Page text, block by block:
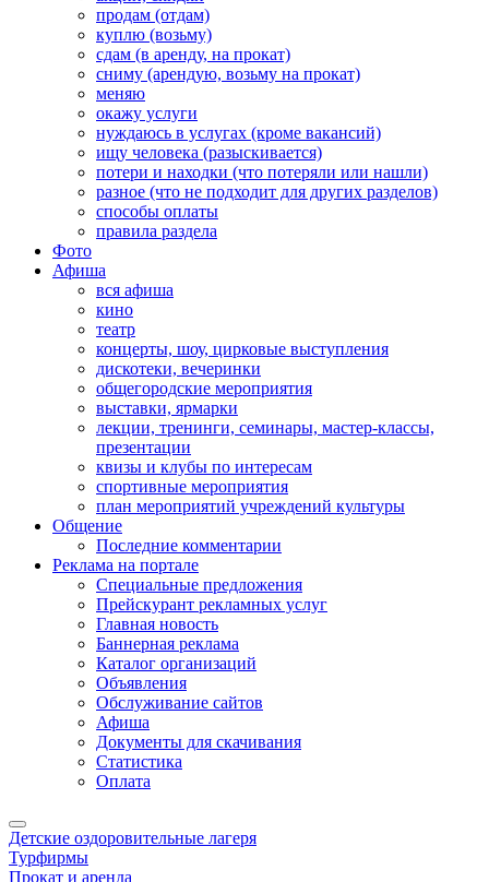
продам (отдам)
куплю (возьму)
сдам (в аренду, на прокат)
сниму (арендую, возьму на прокат)
меняю
окажу услуги
нуждаюсь в услугах (кроме вакансий)
ищу человека (разыскивается)
потери и находки (что потеряли или нашли)
разное (что не подходит для других разделов)
способы оплаты
правила раздела
Фото
Афиша
вся афиша
кино
театр
концерты, шоу, цирковые выступления
дискотеки, вечеринки
общегородские мероприятия
выставки, ярмарки
лекции, тренинги, семинары, мастер-классы,
презентации
квизы и клубы по интересам
спортивные мероприятия
план мероприятий учреждений культуры
Общение
Последние комментарии
Реклама на портале
Специальные предложения
Прейскурант рекламных услуг
Главная новость
Баннерная реклама
Каталог организаций
Объявления
Обслуживание сайтов
Афиша
Документы для скачивания
Статистика
Оплата
Детские оздоровительные лагеря
Турфирмы
Прокат и аренда